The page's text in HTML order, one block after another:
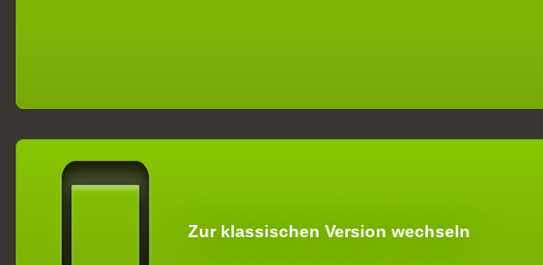
Zur klassischen Version wechseln